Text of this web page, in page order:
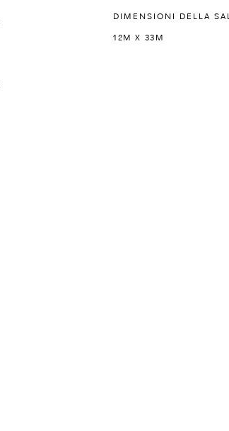
DIMENSIONI DELLA
12M X 33M